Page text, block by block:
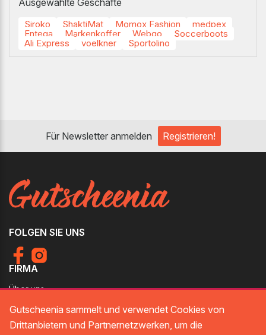
Ausgewählte Geschäfte
Siroko ShaktiMat Momox Fashion
medpex
Entega
Markenkoffer Webgo
Soccerboots
Ali Express
voelkner Sportolino
Für Newsletter anmelden Registrieren!
FOLGEN SIE UNS
FIRMA
Über uns
Kontakt
Imprint
Gutscheenia sammelt und verwendet Cookies von
Drittanbietern und Partnernetzwerken, um die